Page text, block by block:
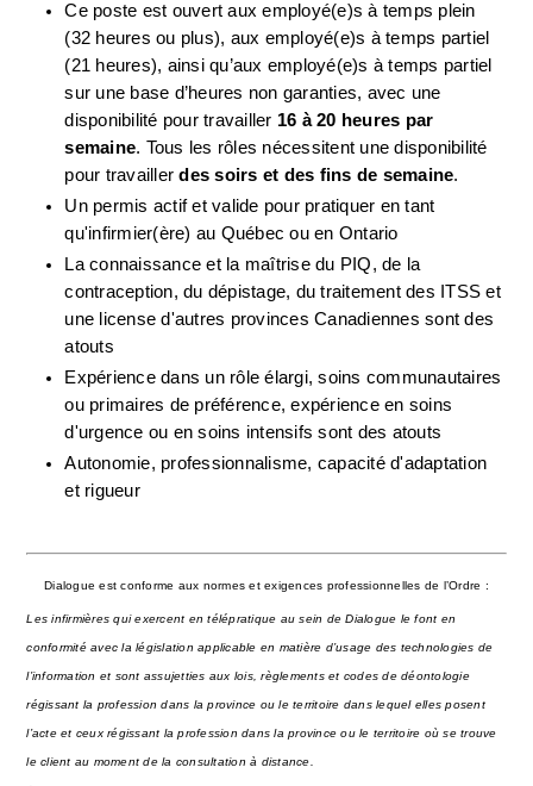
Ce poste est ouvert aux employé(e)s à temps plein
(32 heures ou plus), aux employé(e)s à temps partiel
(21 heures), ainsi qu’aux employé(e)s à temps partiel
sur une base d’heures non garanties, avec une
disponibilité pour travailler 16 à 20 heures par
semaine. Tous les rôles nécessitent une disponibilité
pour travailler des soirs et des fins de semaine.
Un permis actif et valide pour pratiquer en tant
qu'infirmier(ère) au Québec ou en Ontario
La connaissance et la maîtrise du PIQ, de la
contraception, du dépistage, du traitement des ITSS et
une license d'autres provinces Canadiennes sont des
atouts
Expérience dans un rôle élargi, soins communautaires
ou primaires de préférence, expérience en soins
d'urgence ou en soins intensifs sont des atouts
Autonomie, professionnalisme, capacité d'adaptation
et rigueur
Dialogue est conforme aux normes et exigences professionnelles de l’Ordre :
Les infirmières qui exercent en télépratique au sein de Dialogue le font en
conformité avec la législation applicable en matière d’usage des technologies de
l’information et sont assujetties aux lois, règlements et codes de déontologie
régissant la profession dans la province ou le territoire dans lequel elles posent
l’acte et ceux régissant la profession dans la province ou le territoire où se trouve
le client au moment de la consultation à distance.